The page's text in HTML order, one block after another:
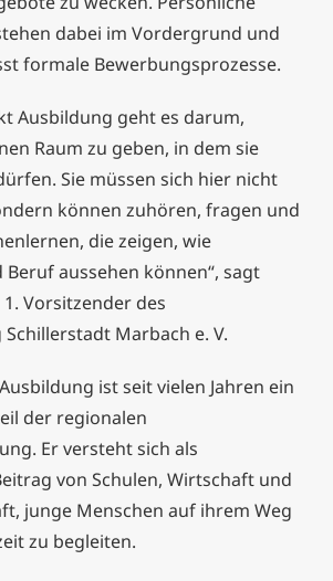
dabei im Vordergrund und
formale Bewerbungsprozesse.
Ausbildung geht es darum,
Raum zu geben, in dem sie
Sie müssen sich hier nicht
können zuhören, fragen und
die zeigen, wie
aussehen können“, sagt
Vorsitzender des
Marbach e. V.
ist seit vielen Jahren ein
der regionalen
Er versteht sich als
von Schulen, Wirtschaft und
junge Menschen auf ihrem Weg
zu begleiten.